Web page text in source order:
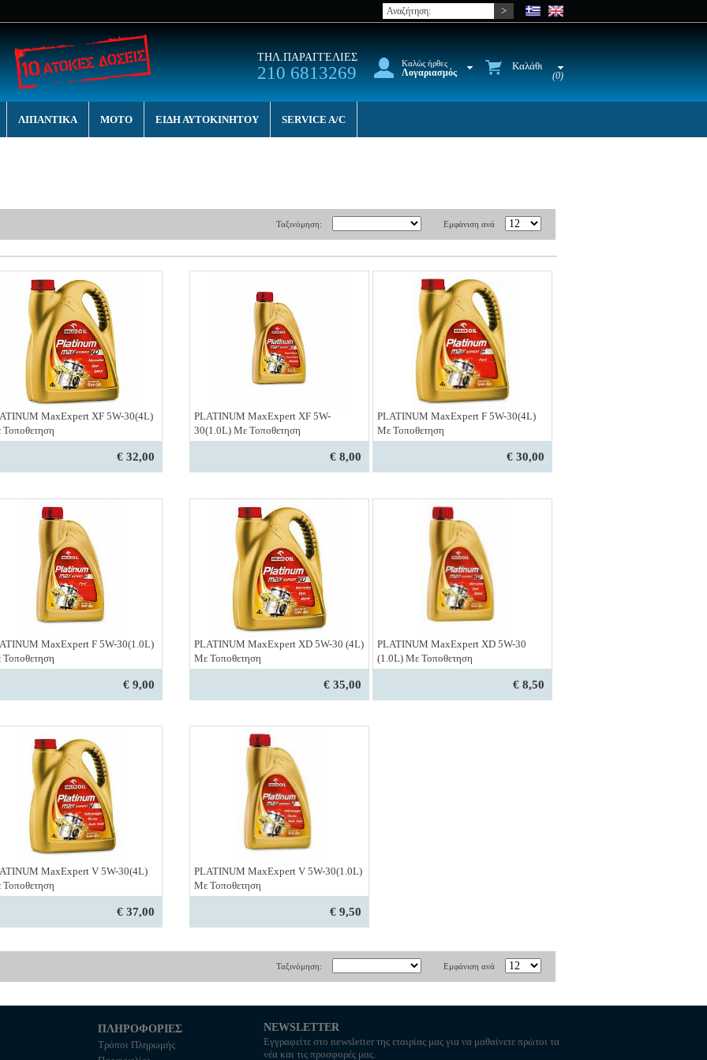
Καλώς ήρθες
Λογαριασμός
Καλάθι
(0)
ΤΗΛ.ΠΑΡΑΓΓΕΛΙΕΣ
210 6813269
ΛΙΠΑΝΤΙΚΑ MOTO ΕΙΔΗ ΑΥΤΟΚΙΝΗΤΟΥ SERVICE A/C
Εμφάνιση ανά
Ταξινόμηση:
MaxExpert XF 5W-30(4L)
€ 32,00
PLATINUM MaxExpert XF 5W-
30(1.0L) Με Τοποθετηση
€ 8,00
PLATINUM MaxExpert F 5W-30(4L)
Με Τοποθετηση
€ 30,00
MaxExpert F 5W-30(1.0L)
€ 9,00
PLATINUM MaxExpert XD 5W-30 (4L)
Με Τοποθετηση
€ 35,00
PLATINUM MaxExpert XD 5W-30
(1.0L) Με Τοποθετηση
€ 8,50
MaxExpert V 5W-30(4L)
€ 37,00
PLATINUM MaxExpert V 5W-30(1.0L)
Με Τοποθετηση
€ 9,50
Εμφάνιση ανά
Ταξινόμηση:
ΠΛΗΡΟΦΟΡΙΕΣ
Τρόποι Πληρωμής
NEWSLETTER
Εγγραφείτε στο newsletter της εταιρίας μας για να μαθαίνετε πρώτοι τα
νέα και τις προσφορές μας.